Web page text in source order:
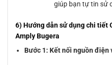
giúp bạn tự tin sử
6) Hướng dẫn sử dụng chi tiết
Amply Bugera
Bước 1: Kết nối nguồn điện